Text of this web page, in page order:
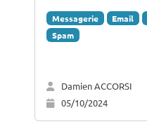
Messagerie Email
Spam
Damien ACCORSI
05/10/2024